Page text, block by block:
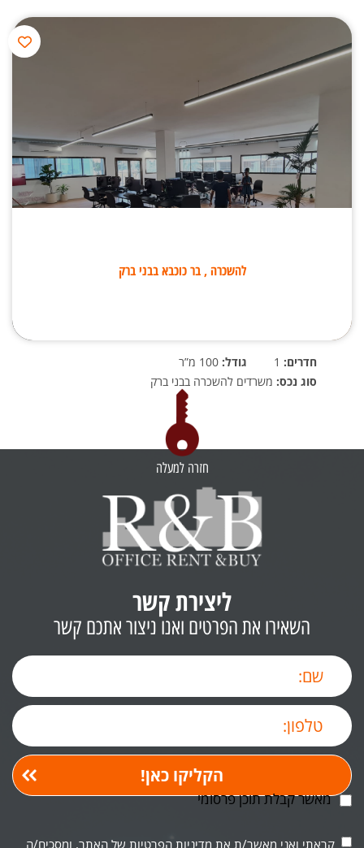
להשכרה , בר כוכבא בבני ברק
חדרים: גודל:
סוג נכס: משרדים להשכרה בבני ברק
חזרה למעלה
ליצירת קשר
השאירו את הפרטים ואנו ניצור אתכם קשר
מאשר קבלת תוכן פרסומי
קראתי ואני מאשר/ת את מדיניות הפרטיות של האתר, ומסכים/ה